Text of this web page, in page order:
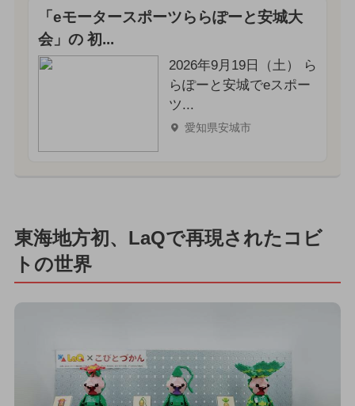
「eモータースポーツららぽーと安城大
会」の 初...
2026年9月19日（土） ら
らぽーと安城でeスポー
ツ...
愛知県安城市
東海地方初、LaQで再現されたコビ
トの世界